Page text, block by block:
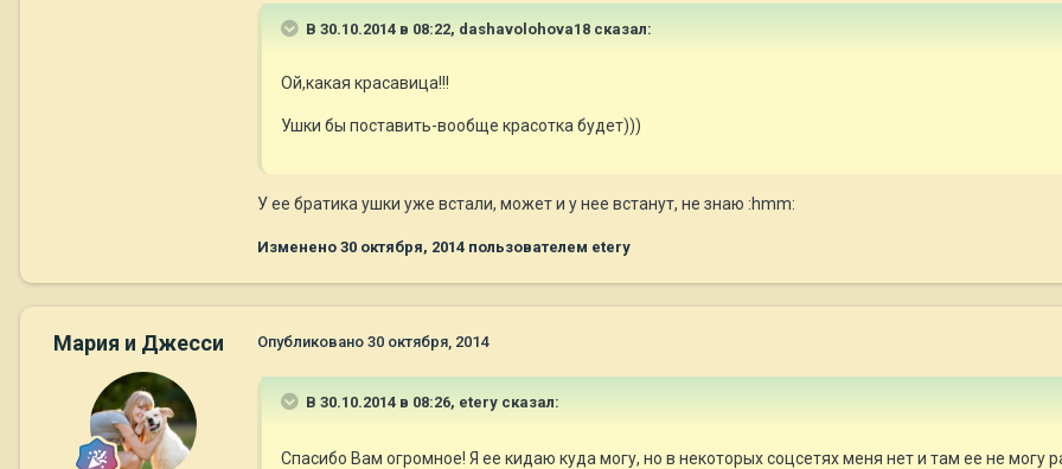
В 30.10.2014 в 08:22, dashavolohova18 сказал:
Ой,какая красавица!!!
Ушки бы поставить-вообще красотка будет)))
У ее братика ушки уже встали, может и у нее встанут, не знаю :hmm:
Изменено 30 октября, 2014 пользователем etery
Мария и Джесси Опубликовано 30 октября, 2014
В 30.10.2014 в 08:26, etery сказал:
Спасибо Вам огромное! Я ее кидаю куда могу, но в некоторых соцсетях меня нет и там ее не могу